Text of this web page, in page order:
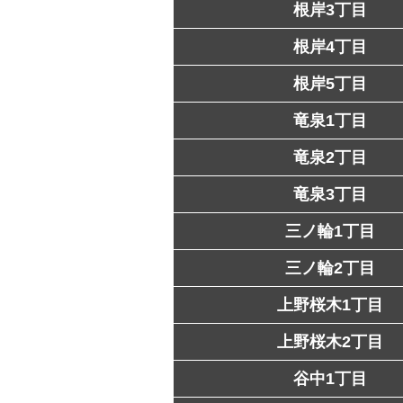
根岸3丁目
根岸4丁目
根岸5丁目
竜泉1丁目
竜泉2丁目
竜泉3丁目
三ノ輪1丁目
三ノ輪2丁目
上野桜木1丁目
上野桜木2丁目
谷中1丁目